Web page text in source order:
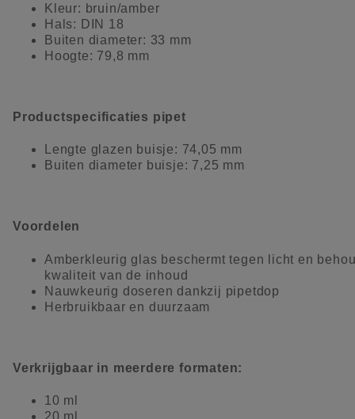
Kleur: bruin/amber
Hals: DIN 18
Buiten diameter: 33 mm
Hoogte: 79,8 mm
Productspecificaties pipet
Lengte glazen buisje: 74,05 mm
Buiten diameter buisje: 7,25 mm
Voordelen
Amberkleurig glas beschermt tegen licht en
kwaliteit van de inhoud
Nauwkeurig doseren dankzij pipetdop
Herbruikbaar en duurzaam
Verkrijgbaar in meerdere formaten:
10 ml